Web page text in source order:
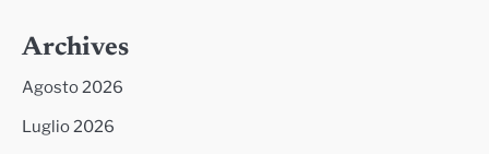
Archives
Agosto 2026
Luglio 2026